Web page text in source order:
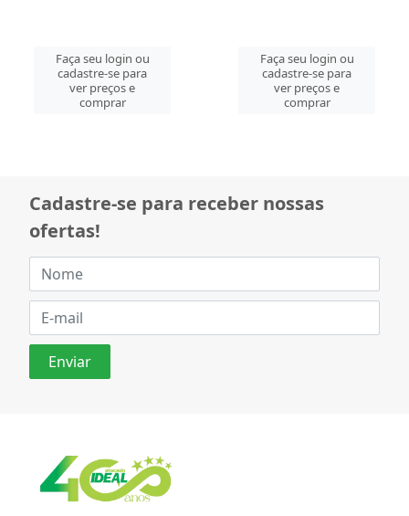
Faça seu login ou
cadastre-se para
ver preços e
comprar
Faça seu login ou
cadastre-se para
ver preços e
comprar
Cadastre-se para receber nossas
ofertas!